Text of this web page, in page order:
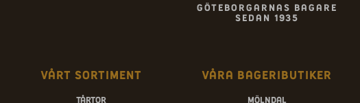
Göteborgarnas bagare
sedan 1935
Vårt sortiment
Tårtor
Våra bageributiker
Mölndal